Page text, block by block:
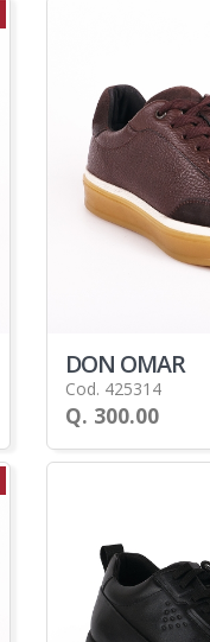
DON OMAR
Cod. 425314
Q. 300.00